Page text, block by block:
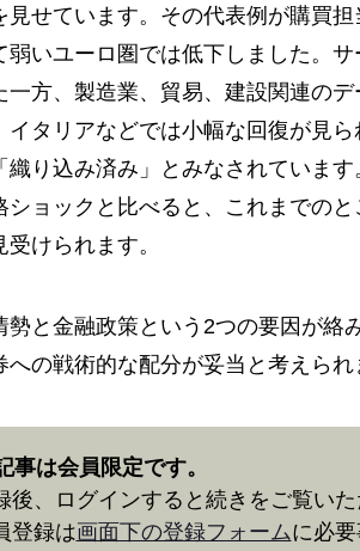
見せています。その代表例が購買
弱いユーロ圏では低下しました。
一方、製造業、貿易、建設関連のデ
イタリアなどでは小幅な回復が見
織り込み済み」とみなされていま
ショックと比べると、これまでの
けられます。
勢と金融政策という2つの要因が絡
への戦術的な配分が妥当と考えられ
事は会員限定です。
後、ログインすると続きをご覧いた
登録は画面下の登録フォームに必